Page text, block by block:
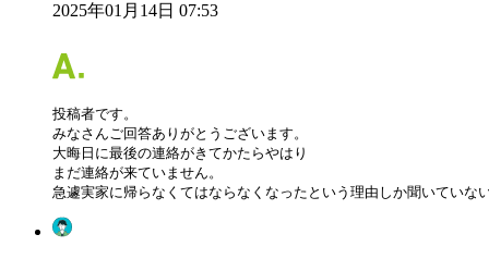
2025年01月14日 07:53
投稿者です。
みなさんご回答ありがとうございます。
大晦日に最後の連絡がきてかたらやはり
まだ連絡が来ていません。
急遽実家に帰らなくてはならなくなったという理由しか聞いてい